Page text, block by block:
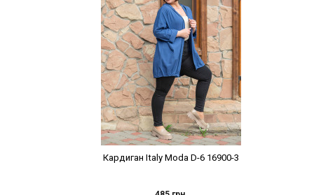
Кардиган Italy Moda D-6 16900-3